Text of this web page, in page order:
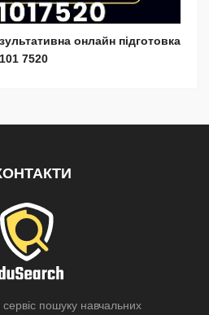
онлайн підготовка
7520
сервіс пошуку навчальних